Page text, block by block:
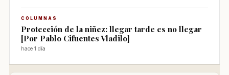
COLUMNAS
Protección de la niñez: llegar tarde es no llegar
[Por Pablo Cifuentes Vladilo]
hace 1 día